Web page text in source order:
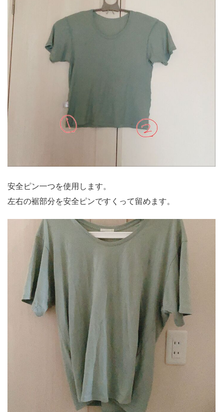
安全ピン一つを使用します。
左右の裾部分を安全ピンですくって留めます。